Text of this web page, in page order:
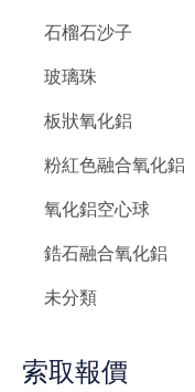
石榴石沙子
玻璃珠
板狀氧化鋁
粉紅色融合氧化鋁
氧化鋁空心球
鋯石融合氧化鋁
未分類
索取報價